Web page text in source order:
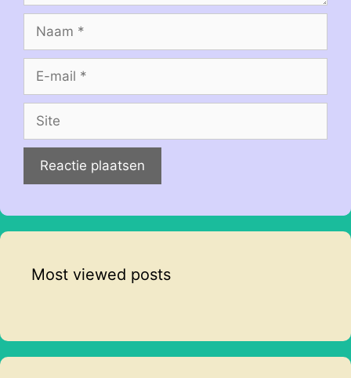
mail
Most viewed posts